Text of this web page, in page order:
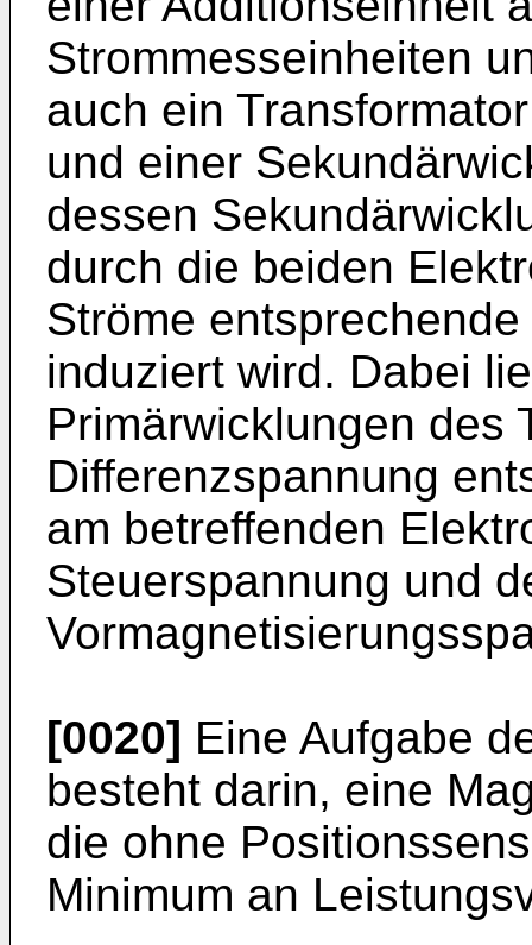
Strommesseinheiten
auch ein
und einer
dessen
durch die beiden
Ströme
induziert wird. Dabei
Primärwicklungen des
Differenzspannung
am betreffenden
Steuerspannung und
[0020] Eine Aufgabe
besteht darin, eine
die ohne
Minimum an